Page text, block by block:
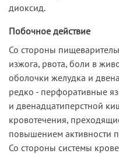
диоксид.
Побочное действие
Со стороны
изжога, рвота, боли в
оболочки желудка и
редко - перфоративные
и двенадцатиперстной
кровотечения,
повышением активности
Со стороны системы